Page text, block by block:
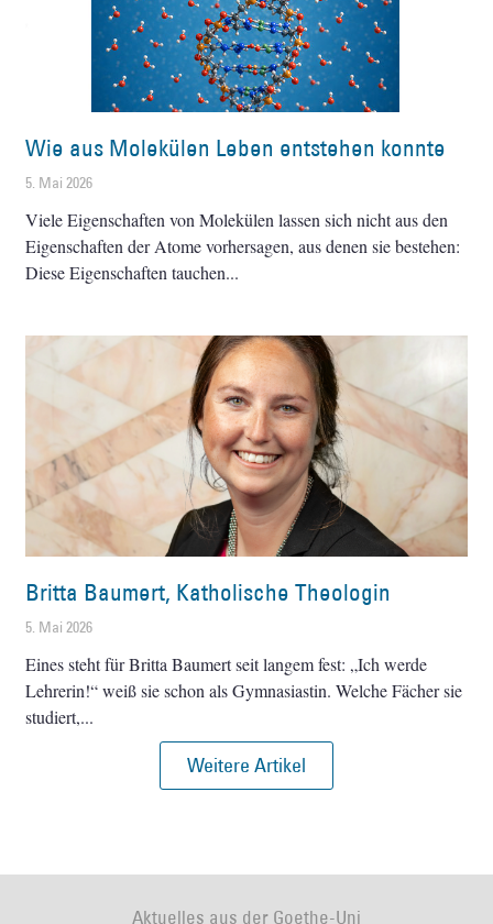
Wie aus Molekülen Leben entstehen konnte
5. Mai 2026
Viele Eigenschaften von Molekülen lassen sich nicht aus den
Eigenschaften der Atome vorhersagen, aus denen sie bestehen:
Diese Eigenschaften tauchen
Britta Baumert, Katholische Theologin
5. Mai 2026
Eines steht für Britta Baumert seit langem fest: „Ich werde
Lehrerin!“ weiß sie schon als Gymnasiastin. Welche Fächer sie
studiert,
Weitere Artikel
Aktuelles aus der Goethe-Uni